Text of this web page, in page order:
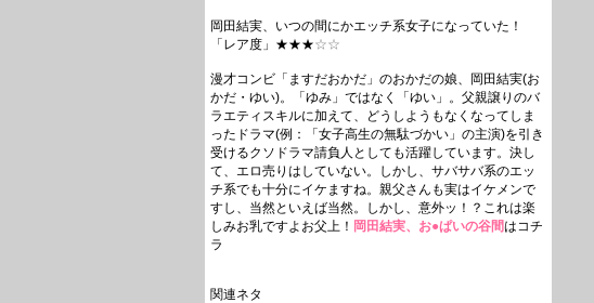
岡田結実、いつの間にかエッチ系女子になっていた！
「レア度」★★★☆☆
漫才コンビ「ますだおかだ」のおかだの娘、岡田結実(お
かだ・ゆい)。「ゆみ」ではなく「ゆい」。父親譲りのバ
ラエティスキルに加えて、どうしようもなくなってしま
ったドラマ(例：「女子高生の無駄づかい」の主演)を引き
受けるクソドラマ請負人としても活躍しています。決し
て、エロ売りはしていない。しかし、サバサバ系のエッ
チ系でも十分にイケますね。親父さんも実はイケメンで
すし、当然といえば当然。しかし、意外ッ！？これは楽
しみお乳ですよお父上！ 岡田結実、お●ぱいの谷間はコチ
ラ
関連ネタ